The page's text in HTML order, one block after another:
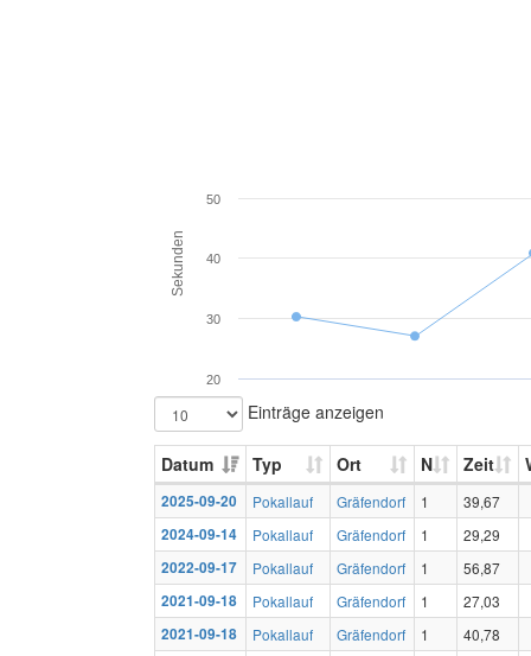
Sekunden
20
30
40
50
Einträge anzeigen
Datum Typ Ort N Zeit
2025-09-20 Pokallauf Gräfendorf 1
39,67
2024-09-14
Pokallauf Gräfendorf 1
29,29
2022-09-17
Pokallauf Gräfendorf 1
56,87
2021-09-18
Pokallauf Gräfendorf 1
27,03
2021-09-18
Pokallauf Gräfendorf 1
40,78